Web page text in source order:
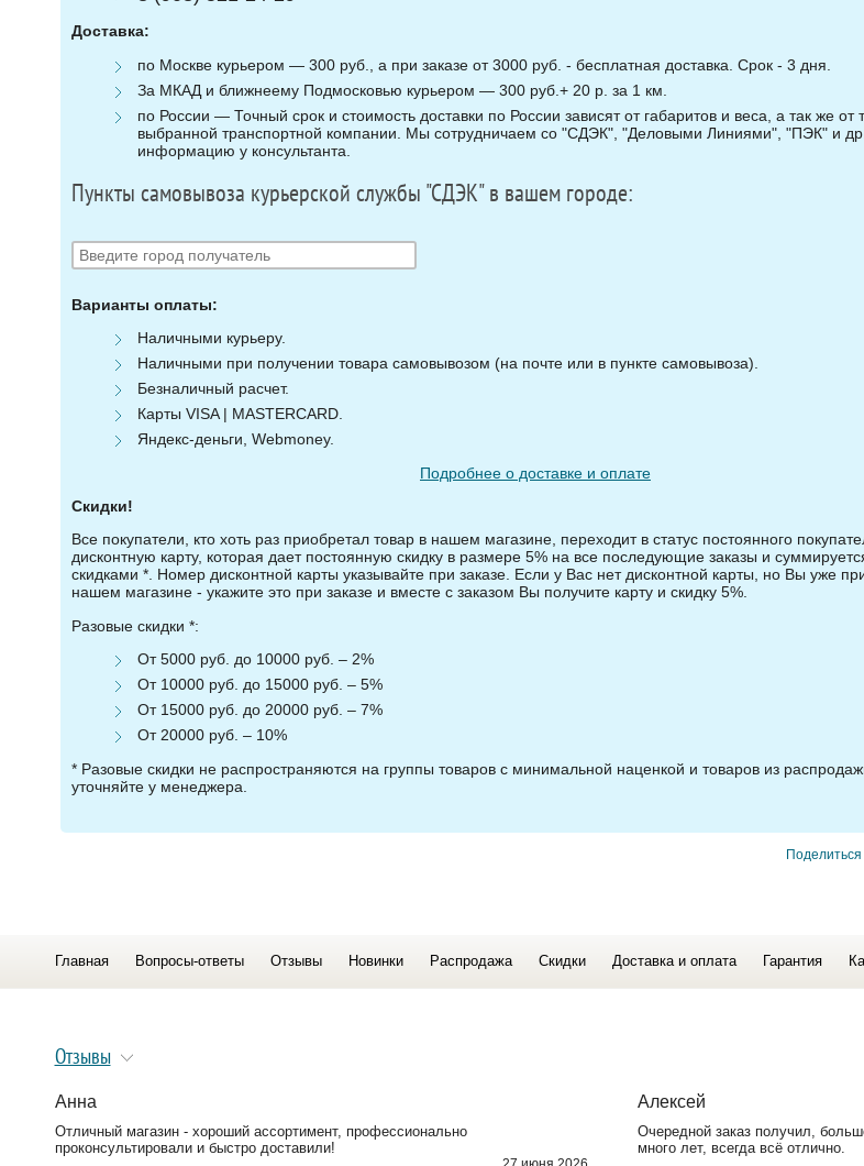
Доставка:
по Москве курьером — 300 руб., а при заказе от 3000 руб. - бесплатная доставка. Срок - 3 дня.
За МКАД и ближнеему Подмосковью курьером — 300 руб.+ 20 р. за 1 км.
по России — Точный срок и стоимость доставки по России зависят от габаритов и веса, а так же от
выбранной транспортной компании. Мы сотрудничаем со "СДЭК", "Деловыми Линиями", "ПЭК" и др.
информацию у консультанта.
Пункты самовывоза курьерской службы "СДЭК" в вашем городе:
Варианты оплаты:
Наличными курьеру.
Наличными при получении товара самовывозом (на почте или в пункте самовывоза).
Безналичный расчет.
Карты VISA | MASTERCARD.
Яндекс-деньги, Webmoney.
Подробнее о доставке и оплате
Скидки!
Все покупатели, кто хоть раз приобретал товар в нашем магазине, переходит в статус постоянного
дисконтную карту, которая дает постоянную скидку в размере 5% на все последующие заказы и
скидками *. Номер дисконтной карты указывайте при заказе. Если у Вас нет дисконтной карты, но Вы уже
нашем магазине - укажите это при заказе и вместе с заказом Вы получите карту и скидку 5%.
Разовые скидки *:
От 5000 руб. до 10000 руб. – 2%
От 10000 руб. до 15000 руб. – 5%
От 15000 руб. до 20000 руб. – 7%
От 20000 руб. – 10%
* Разовые скидки не распространяются на группы товаров с минимальной наценкой и товаров из
уточняйте у менеджера.
Поделиться
Главная Вопросы-ответы Отзывы Новинки Распродажа Скидки Доставка и оплата Гарантия
Отзывы
Анна
Отличный магазин - хороший ассортимент, профессионально
проконсультировали и быстро доставили!
Алексей
Очередной заказ получил,
много лет, всегда всё отлично.